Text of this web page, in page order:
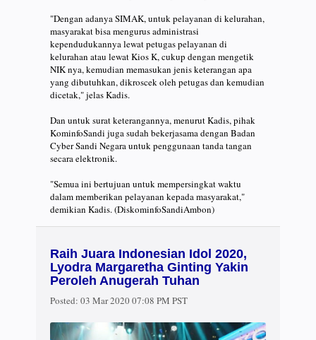
"Dengan adanya SIMAK, untuk pelayanan di kelurahan,
masyarakat bisa mengurus administrasi
kependudukannya lewat petugas pelayanan di
kelurahan atau lewat Kios K, cukup dengan mengetik
NIK nya, kemudian memasukan jenis keterangan apa
yang dibutuhkan, dikroscek oleh petugas dan kemudian
dicetak," jelas Kadis.
Dan untuk surat keterangannya, menurut Kadis, pihak
KominfoSandi juga sudah bekerjasama dengan Badan
Cyber Sandi Negara untuk penggunaan tanda tangan
secara elektronik.
"Semua ini bertujuan untuk mempersingkat waktu
dalam memberikan pelayanan kepada masyarakat,"
demikian Kadis. (DiskominfoSandiAmbon)
Raih Juara Indonesian Idol 2020,
Lyodra Margaretha Ginting Yakin
Peroleh Anugerah Tuhan
Posted: 03 Mar 2020 07:08 PM PST